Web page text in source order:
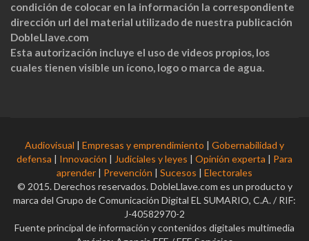
condición de colocar en la información la correspondiente
dirección url del material utilizado de nuestra publicación
DobleLlave.com
Esta autorización incluye el uso de videos propios, los
cuales tienen visible un ícono, logo o marca de agua.
Audiovisual | Empresas y emprendimiento | Gobernabilidad y
defensa | Innovación | Judiciales y leyes | Opinión experta | Para
aprender | Prevención | Sucesos | Electorales
© 2015. Derechos reservados. DobleLlave.com es un producto y
marca del Grupo de Comunicación Digital EL SUMARIO, C.A. / RIF:
J-40582970-2
Fuente principal de información y contenidos digitales multimedia